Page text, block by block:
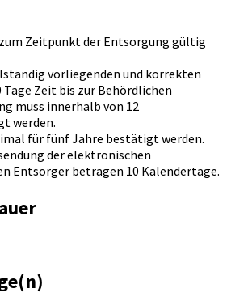
Zeitpunkt der Entsorgung gültig
vorliegenden und korrekten
Zeit bis zur Behördlichen
muss innerhalb von 12
werden.
für fünf Jahre bestätigt werden.
der elektronischen
Entsorger betragen 10 Kalendertage.